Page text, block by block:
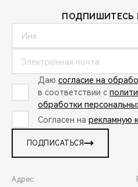
ПОДПИШИТЕСЬ
Даю согласие на
в соответствии с
обработки
Согласен на рекламную
ПОДПИСАТЬСЯ
Адрес: